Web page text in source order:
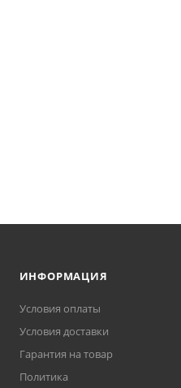
ИНФОРМАЦИЯ
Условия оплаты
Условия доставки
Гарантия на товар
Политика